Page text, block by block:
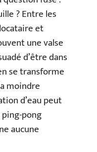
? Entre les
et
une valse
d’être dans
se transforme
moindre
d’eau peut
pong
aucune